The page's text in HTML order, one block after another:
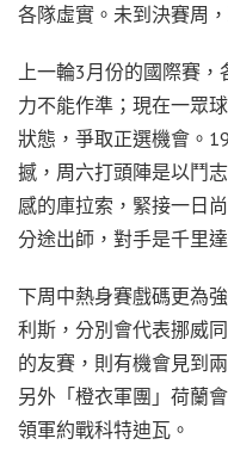
各隊虛實。未到決賽周
上一輪3月份的國際賽
力不能作準；現在一眾
狀態，爭取正選機會。
撼，周六打頭陣是以鬥
感的庫拉索，緊接一日
分途出師，對手是千里
下周中熱身賽戲碼更為
利斯，分別會代表挪威
的友賽，則有機會見到
另外「橙衣軍團」荷蘭
領軍約戰科特迪瓦。